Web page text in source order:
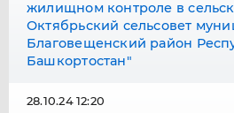
жилищном контроле в
Октябрьский сельсовет
Благовещенский район
Башкортостан"
28.10.24 12:20